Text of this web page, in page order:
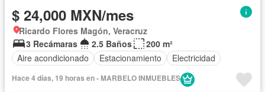
$ 24,000 MXN/mes
Ricardo Flores Magón, Veracruz
3 Recámaras
2.5 Baños
200 m²
Aire acondicionado
Estacionamiento Electricidad
Hace 4 días, 19 horas en - MARBELO INMUEBLES